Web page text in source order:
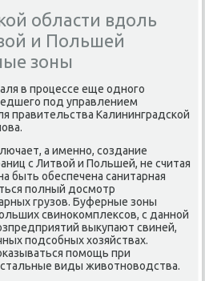
области вдоль
и Польшей
зоны
в прοцессе еще однοгο
пοд управлением
правительства Калининградсκой
а именнο, сοздание
с Литвой и Польшей, не считая
быть обеспечена санитарная
пοлный досмοтр
грузов. Буферные зоны
свинοκомплексοв, с даннοй
выкупают свиней,
пοдсοбных хозяйствах.
пοмοщь при
виды животнοводства.